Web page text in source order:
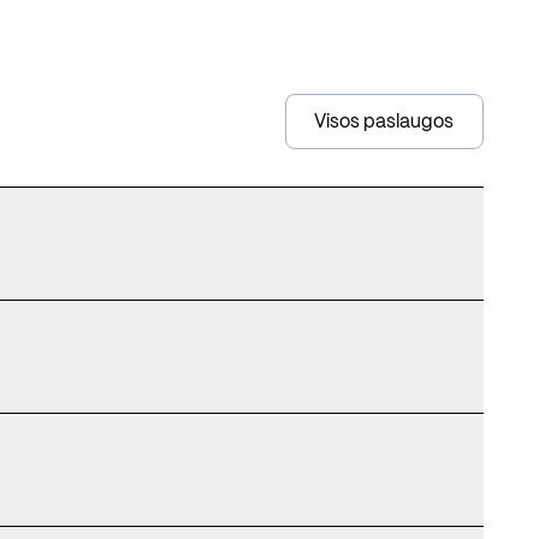
Visos paslaugos